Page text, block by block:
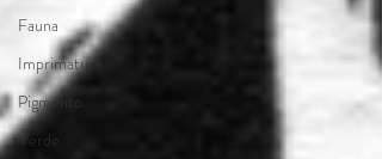
Fauna
Imprimatura
Pigmento
Verde